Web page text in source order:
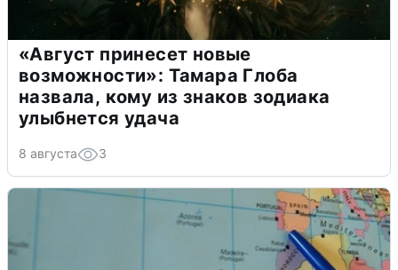
«Август принесет новые
возможности»: Тамара Глоба
назвала, кому из знаков зодиака
улыбнется удача
8 августа 3